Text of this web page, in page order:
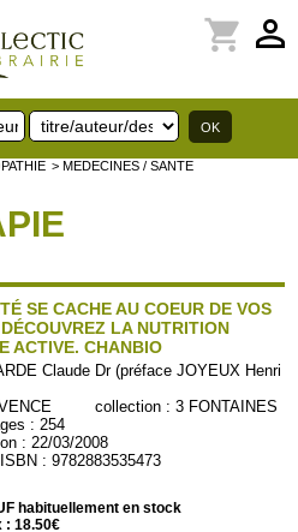
perm_identity
shopping_cart
> MEDECINES / SANTE
SE CACHE AU COEUR DE VOS
LA NUTRITION
ACTIVE. CHANBIO
Claude Dr (préface JOYEUX Henri
collection :3 FONTAINES
: 254
: 22/03/2008
: 9782883535473
habituellement en stock
: 18.50€